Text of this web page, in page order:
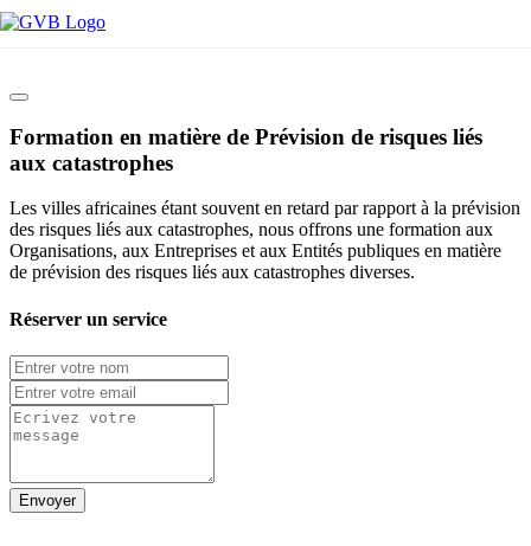
Formation en matière de Prévision de risques liés
aux catastrophes
Les villes africaines étant souvent en retard par rapport à la prévision
des risques liés aux catastrophes, nous offrons une formation aux
Organisations, aux Entreprises et aux Entités publiques en matière
de prévision des risques liés aux catastrophes diverses.
Réserver un service
Envoyer